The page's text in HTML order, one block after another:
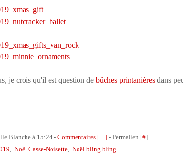
je crois qu'il est question de bûches printanières dans
Blanche à 15:24 - Commentaires […] - Permalien [#]
, Noël Casse-Noisette, Noël bling bling